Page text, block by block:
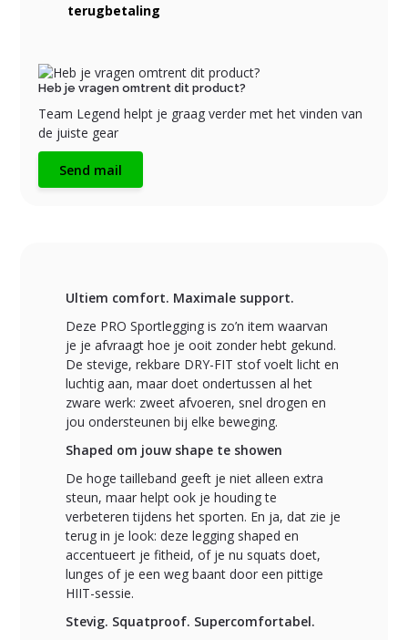
terugbetaling
Heb je vragen omtrent dit product?
Team Legend helpt je graag verder met het vinden van
de juiste gear
Send mail
Ultiem comfort. Maximale support.
Deze PRO Sportlegging is zo’n item waarvan
je je afvraagt hoe je ooit zonder hebt gekund.
De stevige, rekbare DRY-FIT stof voelt licht en
luchtig aan, maar doet ondertussen al het
zware werk: zweet afvoeren, snel drogen en
jou ondersteunen bij elke beweging.
Shaped om jouw shape te showen
De hoge tailleband geeft je niet alleen extra
steun, maar helpt ook je houding te
verbeteren tijdens het sporten. En ja, dat zie je
terug in je look: deze legging shaped en
accentueert je fitheid, of je nu squats doet,
lunges of je een weg baant door een pittige
HIIT-sessie.
Stevig. Squatproof. Supercomfortabel.